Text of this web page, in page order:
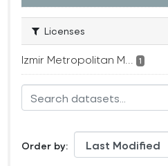
Licenses
Izmir Metropolitan M... 1
Order by